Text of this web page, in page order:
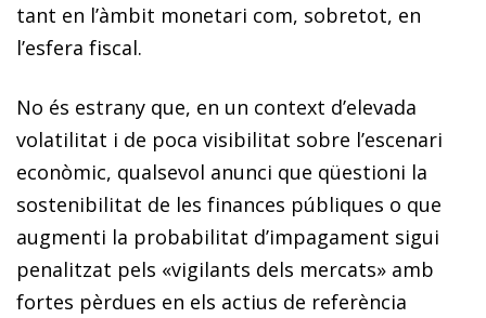
tant en l’àmbit monetari com, sobretot, en
l’esfera fiscal.
No és estrany que, en un context d’elevada
volatilitat i de poca visibilitat sobre l’escenari
econòmic, qualsevol anunci que qüestioni la
sostenibilitat de les finances públiques o que
augmenti la probabilitat d’impagament sigui
penalitzat pels «vigilants dels mercats» amb
fortes pèrdues en els actius de referència